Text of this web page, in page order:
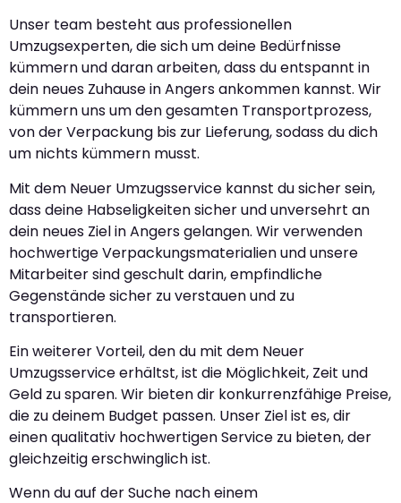
Unser team besteht aus professionellen
Umzugsexperten, die sich um deine Bedürfnisse
kümmern und daran arbeiten, dass du entspannt in
dein neues Zuhause in Angers ankommen kannst. Wir
kümmern uns um den gesamten Transportprozess,
von der Verpackung bis zur Lieferung, sodass du dich
um nichts kümmern musst.
Mit dem Neuer Umzugsservice kannst du sicher sein,
dass deine Habseligkeiten sicher und unversehrt an
dein neues Ziel in Angers gelangen. Wir verwenden
hochwertige Verpackungsmaterialien und unsere
Mitarbeiter sind geschult darin, empfindliche
Gegenstände sicher zu verstauen und zu
transportieren.
Ein weiterer Vorteil, den du mit dem Neuer
Umzugsservice erhältst, ist die Möglichkeit, Zeit und
Geld zu sparen. Wir bieten dir konkurrenzfähige Preise,
die zu deinem Budget passen. Unser Ziel ist es, dir
einen qualitativ hochwertigen Service zu bieten, der
gleichzeitig erschwinglich ist.
Wenn du auf der Suche nach einem